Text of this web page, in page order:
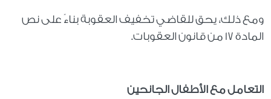
ومع ذلك، يحق للقاضي تخفيف العقوبة بناءً على نص
المادة 17 من قانون العقوبات.
التعامل مع الأطفال الجانحين